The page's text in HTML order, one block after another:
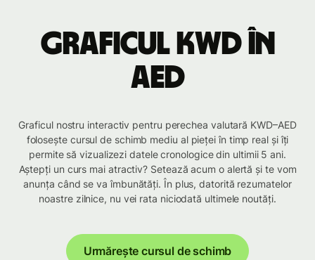
Graficul KWD în
AED
Graficul nostru interactiv pentru perechea valutară KWD–AED
folosește cursul de schimb mediu al pieței în timp real și îți
permite să vizualizezi datele cronologice din ultimii 5 ani.
Aștepți un curs mai atractiv? Setează acum o alertă și te vom
anunța când se va îmbunătăți. În plus, datorită rezumatelor
noastre zilnice, nu vei rata niciodată ultimele noutăți.
Urmărește cursul de schimb